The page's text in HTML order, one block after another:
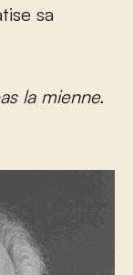
sa
la mienne.